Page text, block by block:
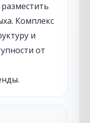
Комплекс
и
от